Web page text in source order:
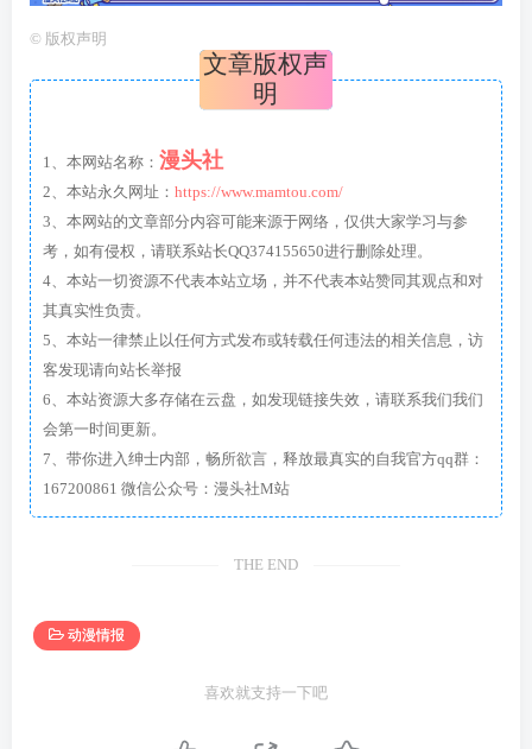
© 版权声明
文章版权声
明
1、本网站名称： 漫头社
2、本站永久网址： https://www.mamtou.com/
3、本网站的文章部分内容可能来源于网络，仅供大家学习与参
考，如有侵权，请联系站长QQ374155650进行删除处理。
4、本站一切资源不代表本站立场，并不代表本站赞同其观点和对
其真实性负责。
5、本站一律禁止以任何方式发布或转载任何违法的相关信息，访
客发现请向站长举报
6、本站资源大多存储在云盘，如发现链接失效，请联系我们我们
会第一时间更新。
7、带你进入绅士内部，畅所欲言，释放最真实的自我官方qq群：
167200861 微信公众号：漫头社M站
THE END
动漫情报
喜欢就支持一下吧